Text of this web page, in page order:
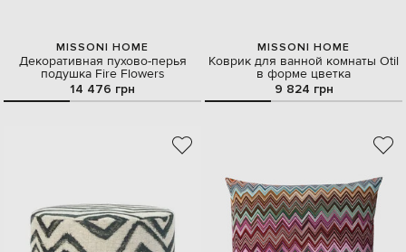
MISSONI HOME
Декоративная пухово-перья
подушка Fire Flowers
14 476 грн
MISSONI HOME
Коврик для ванной комнаты Otil
в форме цветка
9 824 грн